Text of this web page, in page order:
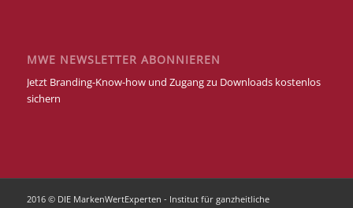
MWE NEWSLETTER ABONNIEREN
Jetzt Branding-Know-how und Zugang zu Downloads kostenlos
sichern
2016 © DIE MarkenWertExperten - Institut für ganzheitliche